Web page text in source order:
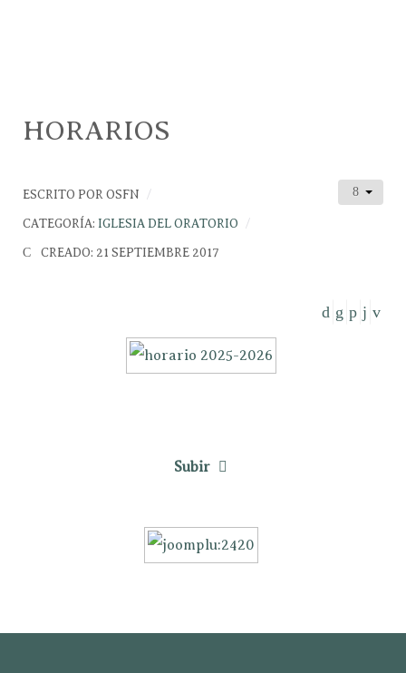
HORARIOS
ESCRITO POR OSFN
CATEGORÍA: IGLESIA DEL ORATORIO
CREADO: 21 SEPTIEMBRE 2017
Subir